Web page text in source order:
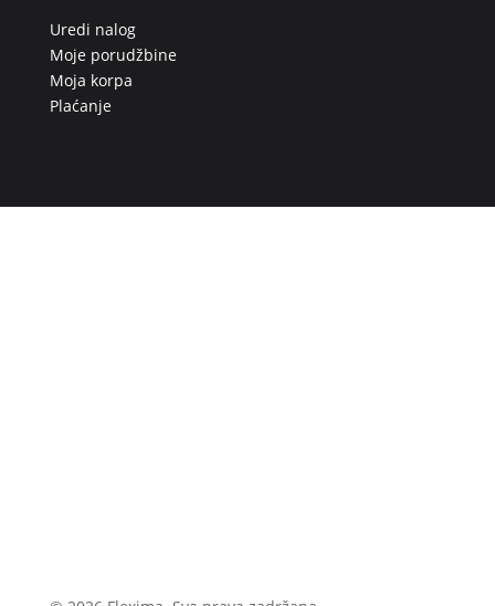
Uredi nalog
Moje porudžbine
Moja korpa
Plaćanje